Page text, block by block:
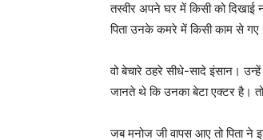
तस्वीर अपने घर में किसी को
पिता उनके कमरे में किसी काम से गए
वो बेचारे ठहरे सीधे-सादे इंसान।
जानते थे कि उनका बेटा एक्टर है।
जब मनोज जी वापस आए तो पिता ने